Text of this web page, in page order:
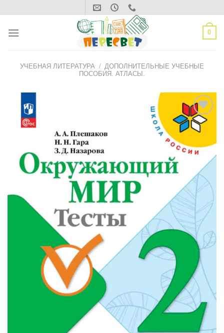
content
0
УЧЕБНАЯ ЛИТЕРАТУРА / ДОПОЛНИТЕЛЬНЫЕ УЧЕБНЫЕ
ПОСОБИЯ. АТЛАСЫ.
ДОБАВИТЬ
В СПИСОК
ЖЕЛАНИЙ